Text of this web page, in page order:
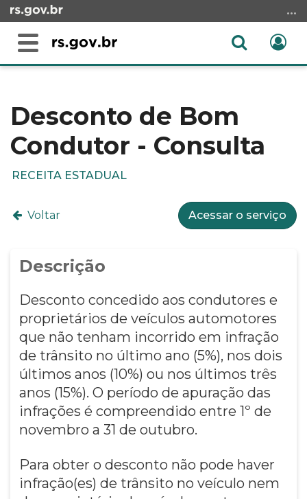
para
conteúdo
menu
para
Alterna
Abrir
conteúdo
Desconto de Bom
Condutor - Consulta
RECEITA ESTADUAL
Voltar Acessar o serviço
Descrição
Desconto concedido aos condutores e
proprietários de veículos automotores
que não tenham incorrido em infração
de trânsito no último ano (5%), nos dois
últimos anos (10%) ou nos últimos três
anos (15%). O período de apuração das
infrações é compreendido entre 1º de
novembro a 31 de outubro.
Para obter o desconto não pode haver
infração(es) de trânsito no veículo nem